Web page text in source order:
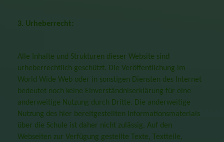
3. Urheberrecht:
Alle Inhalte und Strukturen dieser Website sind
urheberrechtlich geschützt. Die Veröffentlichung im
World Wide Web oder in sonstigen Diensten des Internet
bedeutet noch keine Einverständniserklärung für eine
anderweitige Nutzung durch Dritte. Die anderweitige
Nutzung des hier bereitgestellten Informationsmaterials
über die Schule ist daher nicht zulässig. Auf den
Webseiten zur Verfügung gestellte Texte, Textteile,